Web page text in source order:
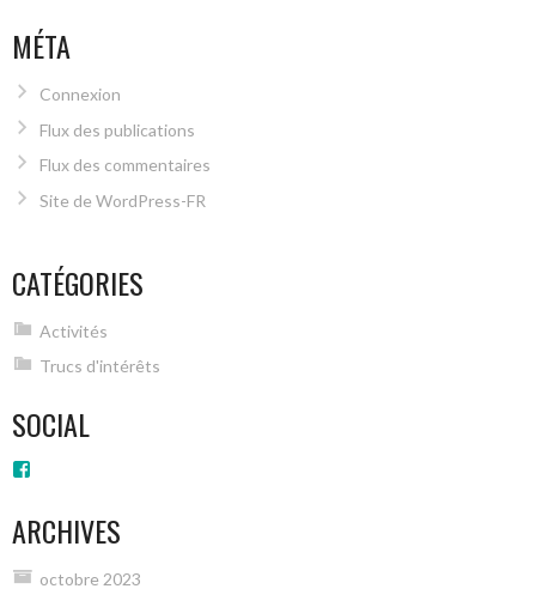
MÉTA
Connexion
Flux des publications
Flux des commentaires
Site de WordPress-FR
CATÉGORIES
Activités
Trucs d'intérêts
SOCIAL
de
groups/1887954808091353/?
sur
ARCHIVES
octobre 2023